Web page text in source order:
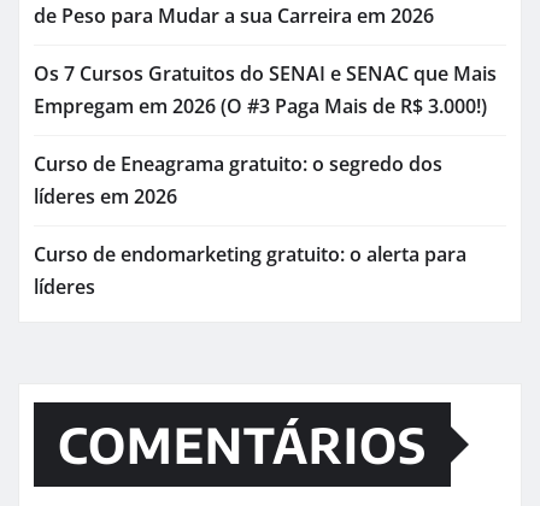
de Peso para Mudar a sua Carreira em 2026
Os 7 Cursos Gratuitos do SENAI e SENAC que Mais
Empregam em 2026 (O #3 Paga Mais de R$ 3.000!)
Curso de Eneagrama gratuito: o segredo dos
líderes em 2026
Curso de endomarketing gratuito: o alerta para
líderes
COMENTÁRIOS